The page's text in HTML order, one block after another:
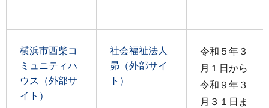
横浜市西柴コ
ミュニティハ
ウス（外部サ
イト）
社会福祉法人
昴（外部サイ
ト）
令和５年３
月１日から
令和９年３
月３１日ま